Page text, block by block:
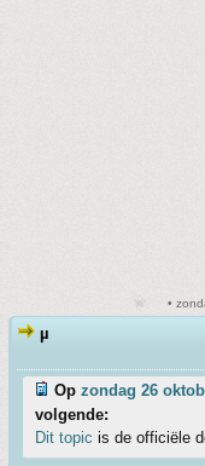
•
µ
Op zondag 26
volgende:
Dit topic is de officiële